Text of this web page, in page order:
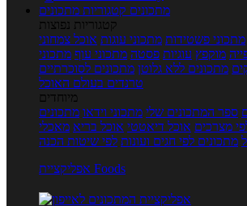
מתכונים קטגוריות מתכונים
קטגוריות נפוצות
מתכוני פשטידות מתכוני עוגות אוכל צמחוני
מוקפץ עוגיות פסטה מתכוני עוף מתכוני
מתכונים ללא גלוטן מתכונים לסוכרתיים
טרנדים בעולם האוכל
מיוחדים
ספר המתכונים שלי מתכוני וידאו מתכונים
מצרכים אוכל דיאטטי אוכל בריא מאכלי
מתכונים לפי חגים ועונות לפי שיטות הכנה
אפליקציית Foods